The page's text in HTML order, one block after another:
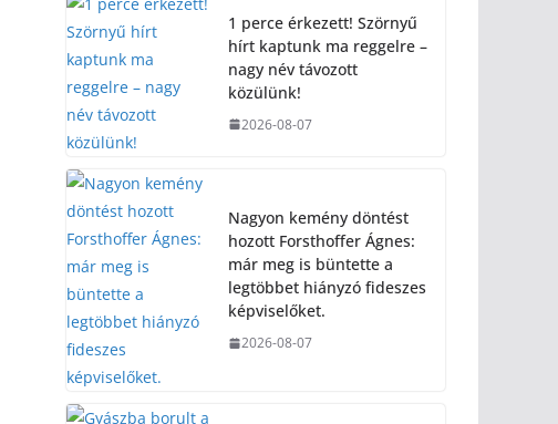
1 perce érkezett! Szörnyű
hírt kaptunk ma reggelre –
nagy név távozott
közülünk!
2026-08-07
Nagyon kemény döntést
hozott Forsthoffer Ágnes:
már meg is büntette a
legtöbbet hiányzó fideszes
képviselőket.
2026-08-07